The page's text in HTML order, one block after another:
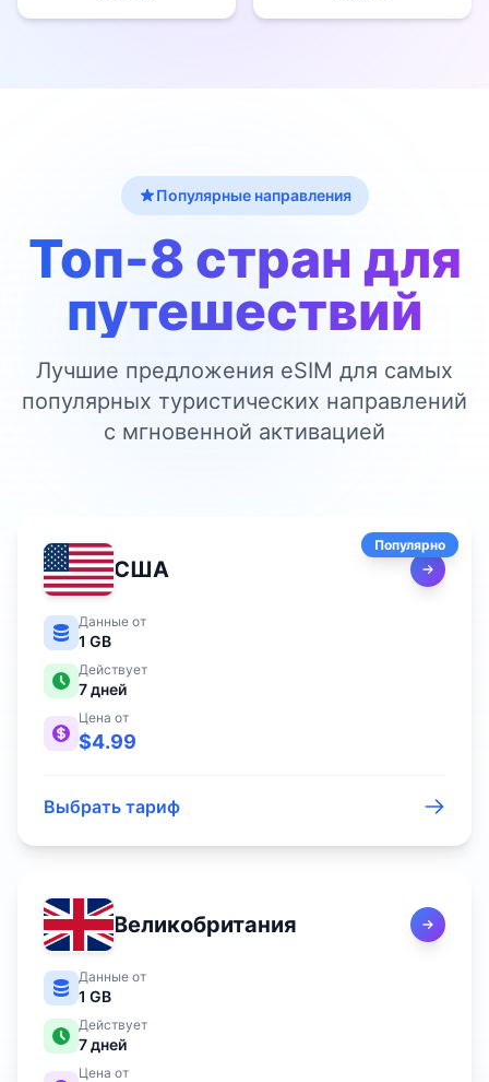
Популярные направления
Топ-8 стран для
путешествий
Лучшие предложения eSIM для самых
популярных туристических направлений
с мгновенной активацией
Популярно
США
Данные от
1 GB
Действует
7дней
Цена от
$4.99
Выбрать тариф
Великобритания
Данные от
1 GB
Действует
7дней
Цена от